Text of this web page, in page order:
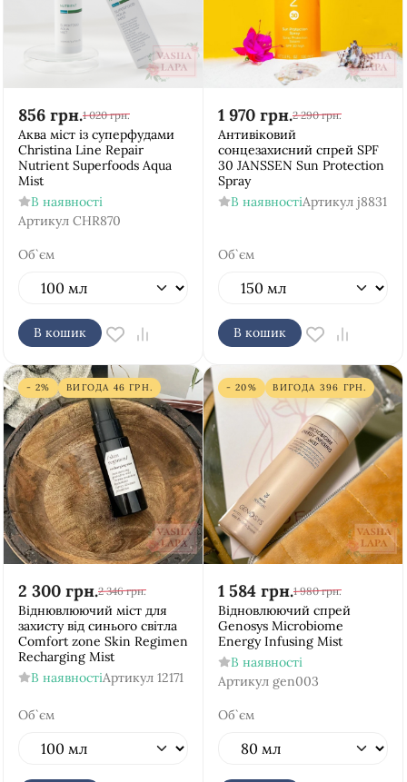
856 грн.1 020 грн.
Аква міст із суперфудами
Christina Line Repair
Nutrient Superfoods Aqua
Mist
В наявності
Артикул CHR870
Об`єм
В кошик
1 970 грн.2 290 грн.
Антивіковий
сонцезахисний спрей SPF
30 JANSSEN Sun Protection
Spray
В наявностіАртикул j8831
Об`єм
В кошик
- 2% ВИГОДА 46 ГРН.
2 300 грн.2 346 грн.
Віднювлюючий міст для
захисту від синього світла
Comfort zone Skin Regimen
Recharging Mist
В наявностіАртикул 12171
Об`єм
- 20% ВИГОДА 396 ГРН.
1 584 грн.1 980 грн.
Відновлюючий спрей
Genosys Microbiome
Energy Infusing Mist
В наявності
Артикул gen003
Об`єм